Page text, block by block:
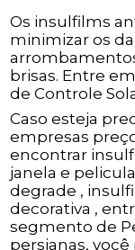
Os insulfilms
minimizar os
brisas. Entre
de Controle
Caso esteja
empresas
encontrar
janela e
degrade ,
decorativa ,
segmento de
persianas,